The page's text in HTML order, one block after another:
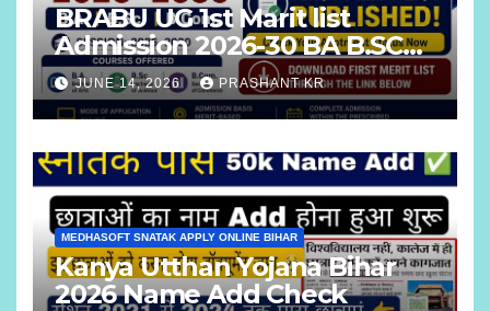
BRABU UG 1st Marit list
Admission 2026-30 BA B.SC
B.COM
JUNE 14, 2026 PRASHANT KR
MEDHASOFT SNATAK APPLY ONLINE BIHAR
Kanya Utthan Yojana Bihar
2026 Name Add Check